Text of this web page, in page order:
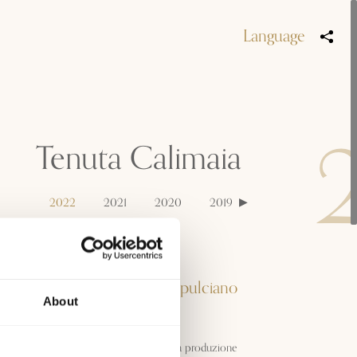
About
Language
Tenuta Calimaia
2022 2021 2020 2019
Denominazione
Vino Nobile di Montepulciano
DOCG
Situata in una zona storica per la produzione